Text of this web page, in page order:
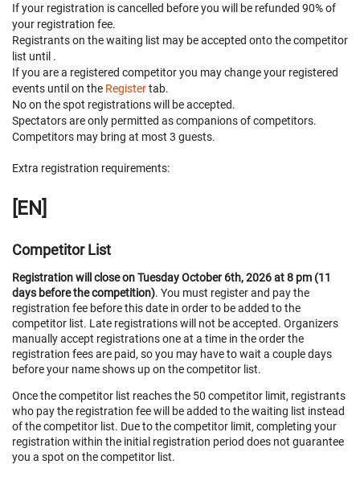
If your registration is cancelled beforeyou will be refunded 90% of
your registration fee.
Registrants on the waiting list may be accepted onto the competitor
list until .
If you are a registered competitor you may change your registered
events until on the Registertab.
No on the spot registrations will be accepted.
Spectators are only permitted as companions of competitors.
Competitors may bring at most 3 guests.
Extra registration requirements:
[EN]
Competitor List
Registration will close on Tuesday October 6th, 2026 at 8 pm (11
days before the competition). You must register and pay the
registration fee before this date in order to be added to the
competitor list. Late registrations will not be accepted. Organizers
manually accept registrations one at a time in the order the
registration fees are paid, so you may have to wait a couple days
before your name shows up on the competitor list.
Once the competitor list reaches the 50 competitor limit, registrants
who pay the registration fee will be added to the waiting list instead
of the competitor list. Due to the competitor limit, completing your
registration within the initial registration period does not guarantee
you a spot on the competitor list.